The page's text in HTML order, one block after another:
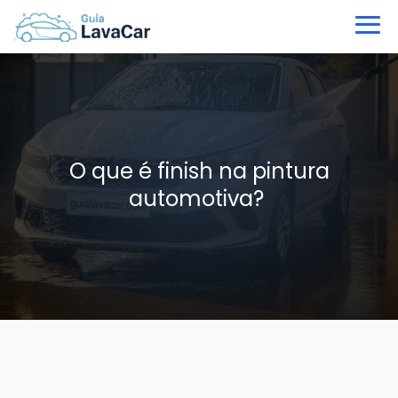
O que é finish na pintura
automotiva?